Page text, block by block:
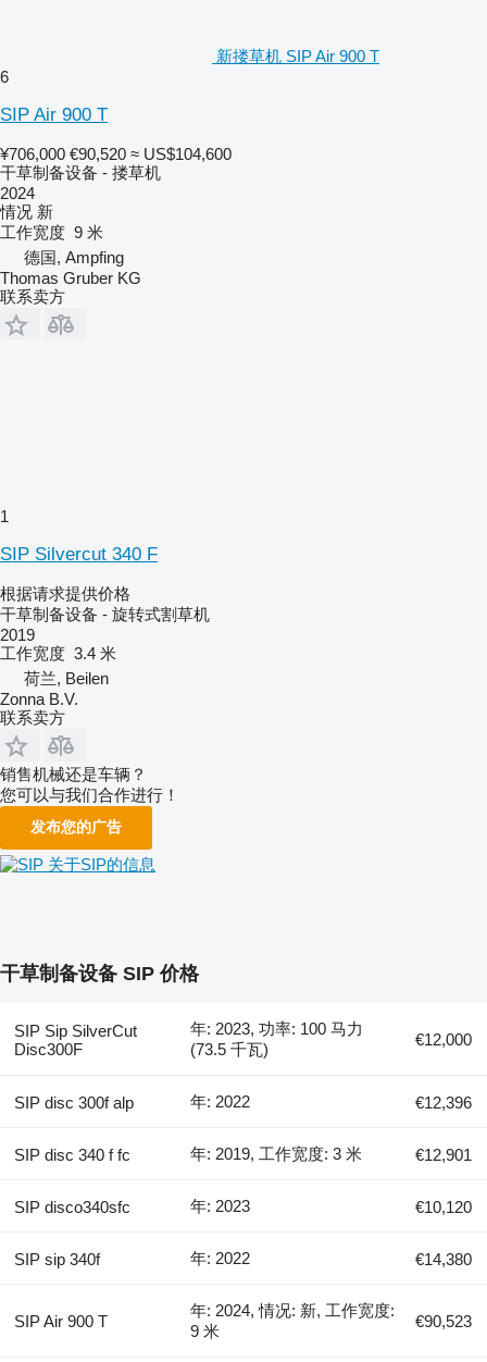
新搂草机 SIP Air 900 T
6
SIP Air 900 T
¥706,000 €90,520 ≈ US$104,600
干草制备设备 - 搂草机
2024
情况 新
工作宽度 9 米
德国, Ampfing
Thomas Gruber KG
联系卖方
1
SIP Silvercut 340 F
根据请求提供价格
干草制备设备 - 旋转式割草机
2019
工作宽度 3.4 米
荷兰, Beilen
Zonna B.V.
联系卖方
销售机械还是车辆？
您可以与我们合作进行！
发布您的广告
关于SIP的信息
干草制备设备 SIP 价格
SIP Sip SilverCut
Disc300F
年: 2023, 功率: 100 马力
(73.5 千瓦)
€12,000
SIP disc 300f alp 年: 2022 €12,396
SIP disc 340 f fc 年: 2019, 工作宽度: 3 米 €12,901
SIP disco340sfc 年: 2023 €10,120
SIP sip 340f 年: 2022 €14,380
SIP Air 900 T
年: 2024, 情况: 新, 工作宽度:
9 米
€90,523